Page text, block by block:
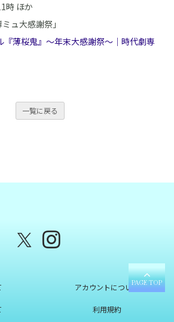
時 ほか
ュ大感謝祭」
『薄桜鬼』～年末大感謝祭～｜時代劇専
一覧に戻る
PAGE TOP
アカウントについて
利用規約